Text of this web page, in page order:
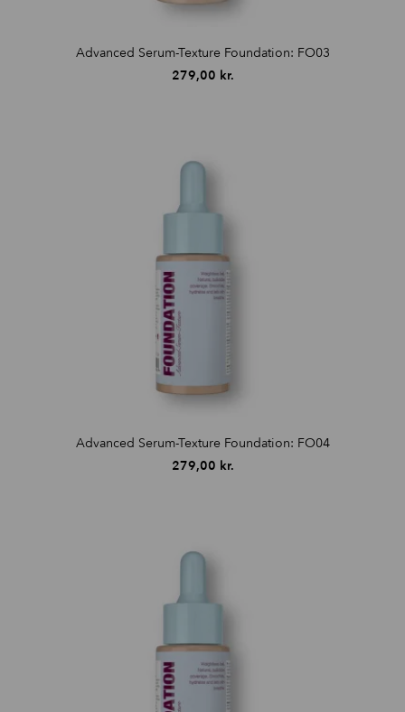
Advanced Serum-Texture Foundation: FO03
279,00 kr.
Advanced Serum-Texture Foundation: FO04
279,00 kr.